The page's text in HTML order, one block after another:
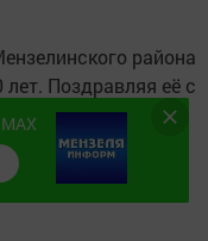
района
Поздравляя её с
юбилярше
РФ Владимира
района